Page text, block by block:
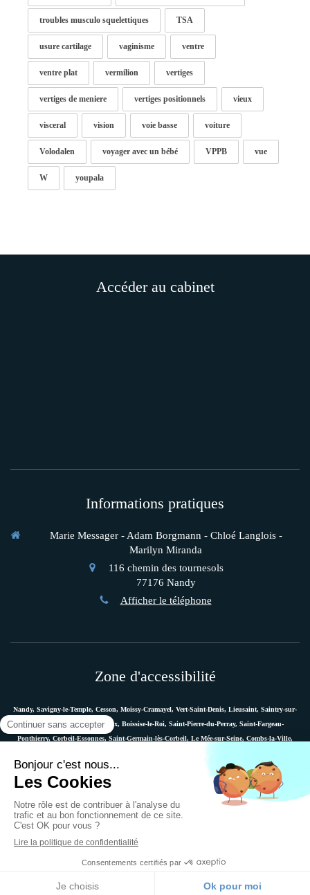
troubles musculo squelettiques TSA
usure cartilage vaginisme ventre
ventre plat vermilion vertiges
vertiges de meniere vertiges positionnels vieux
visceral vision voie basse voiture
Volodalen voyager avec un bébé VPPB vue
W youpala
Accéder au cabinet
Informations pratiques
Marie Messager - Adam Borgmann - Chloé Langlois -
Marilyn Miranda
116 chemin des tournesols
77176 Nandy
Afficher le téléphone
Zone d'accessibilité
Nandy, Savigny-le-Temple, Cesson, Moissy-Cramayel, Vert-Saint-Denis, Lieusaint, Saintry-sur-
Seine, Le Coudray-Montceaux, Boissise-le-Roi, Saint-Pierre-du-Perray, Saint-Fargeau-
Ponthierry, Corbeil-Essonnes, Saint-Germain-lès-Corbeil, Le Mée-sur-Seine, Combs-la-Ville,
Boussy-Saint-Antoine, etc.
Plan du site
Ostéopathe Versailles
Création et référencement du site par Simplébo